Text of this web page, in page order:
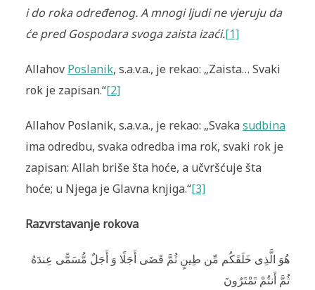
i do roka određenog. A mnogi ljudi ne vjeruju da
će pred Gospodara svoga zaista izaći.[1]
Allahov Poslanik, s.a.v.a., je rekao: „Zaista… Svaki
rok je zapisan.“[2]
Allahov Poslanik, s.a.v.a., je rekao: „Svakasudbina
ima odredbu, svaka odredba ima rok, svaki rok je
zapisan: Allah briše šta hoće, a učvršćuje šta
hoće; u Njega je Glavna knjiga.“[3]
Razvrstavanje rokova
هُوَ الَّذِى خَلَقَكُم مِّن طِينٍ ثُمَّ قَضَى أَجَلًا وَ أَجَلٌ مُّسَمًّى عِندَهُ
ثُمَّ أَنتُمْ تَمْتَرُونَ